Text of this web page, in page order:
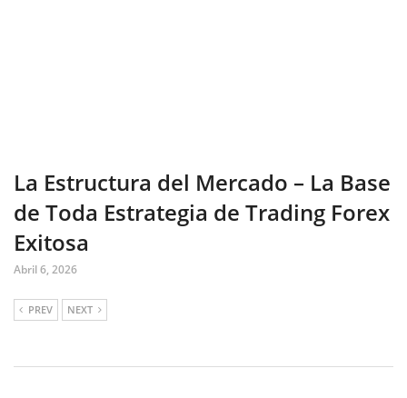
La Estructura del Mercado – La Base
de Toda Estrategia de Trading Forex
Exitosa
Abril 6, 2026
PREV NEXT